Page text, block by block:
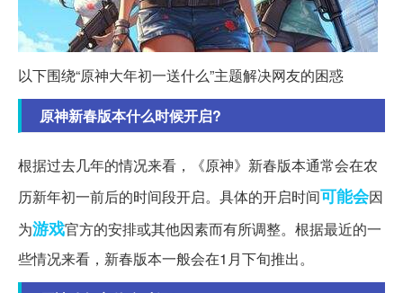
以下围绕“原神大年初一送什么”主题解决网友的困惑
原神新春版本什么时候开启?
根据过去几年的情况来看，《原神》新春版本通常会在农
历新年初一前后的时间段开启。具体的开启时间可能会因
为游戏官方的安排或其他因素而有所调整。根据最近的一
些情况来看，新春版本一般会在1月下旬推出。